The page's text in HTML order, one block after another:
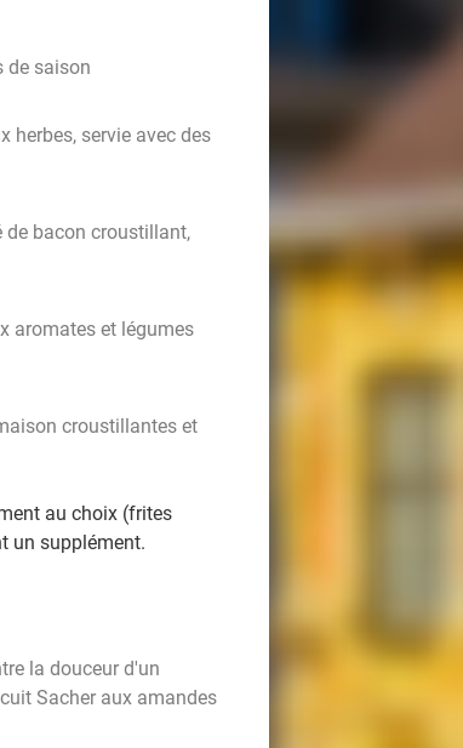
de saison
herbes, servie avec des
de bacon croustillant,
aromates et légumes
croustillantes et
au choix (frites
un supplément.
la douceur d'un
Sacher aux amandes